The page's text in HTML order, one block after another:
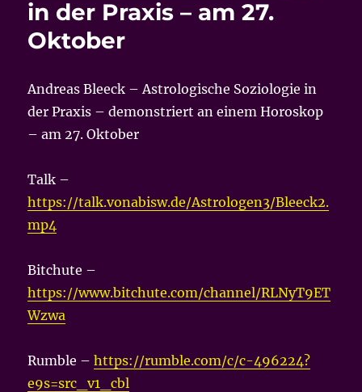
in der Praxis – am 27.
Oktober
Andreas Bleeck – Astrologische Soziologie in
der Praxis – demonstriert an einem Horoskop
– am 27. Oktober
Talk –
https://talk.vonabisw.de/Astrologen3/Bleeck2.
mp4
Bitchute –
https://www.bitchute.com/channel/RLNyT9ET
Wzwa
Rumble –https://rumble.com/c/c-496224?
e9s=src_v1_cbl